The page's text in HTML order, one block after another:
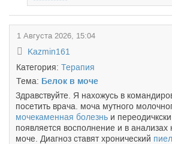
1 Августа 2026, 15:04
Kazmin161
Категория: Терапия
Тема: Белок в моче
Здравствуйте. Я нахожусь в
посетить врача. моча мутного
мочекаменная болезнь и
появляется восполнение и в анализах
моче. Диагноз ставят хронический